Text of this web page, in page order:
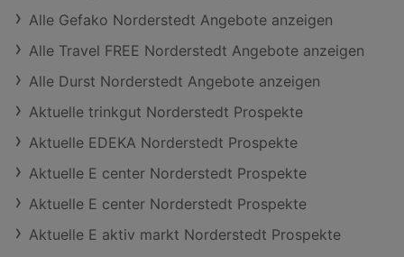
Alle Gefako Norderstedt Angebote anzeigen
Alle Travel FREE Norderstedt Angebote anzeigen
Alle Durst Norderstedt Angebote anzeigen
Aktuelle trinkgut Norderstedt Prospekte
Aktuelle EDEKA Norderstedt Prospekte
Aktuelle E center Norderstedt Prospekte
Aktuelle E center Norderstedt Prospekte
Aktuelle E aktiv markt Norderstedt Prospekte